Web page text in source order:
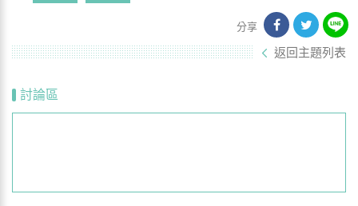
分享
返回主題列表
討論區